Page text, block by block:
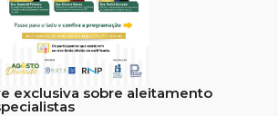
exclusiva sobre aleitamento